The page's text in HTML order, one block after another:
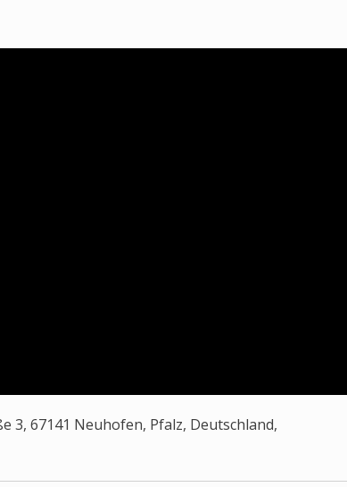
3, 67141 Neuhofen, Pfalz, Deutschland,